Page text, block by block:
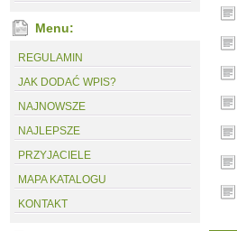
Menu:
REGULAMIN
JAK DODAĆ WPIS?
NAJNOWSZE
NAJLEPSZE
PRZYJACIELE
MAPA KATALOGU
KONTAKT